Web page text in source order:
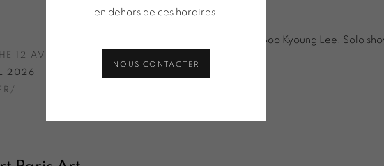
Open a larger version of the following
12 AVRIL 2026
2026
en dehors de ces horaires.
NOUS CONTACTER